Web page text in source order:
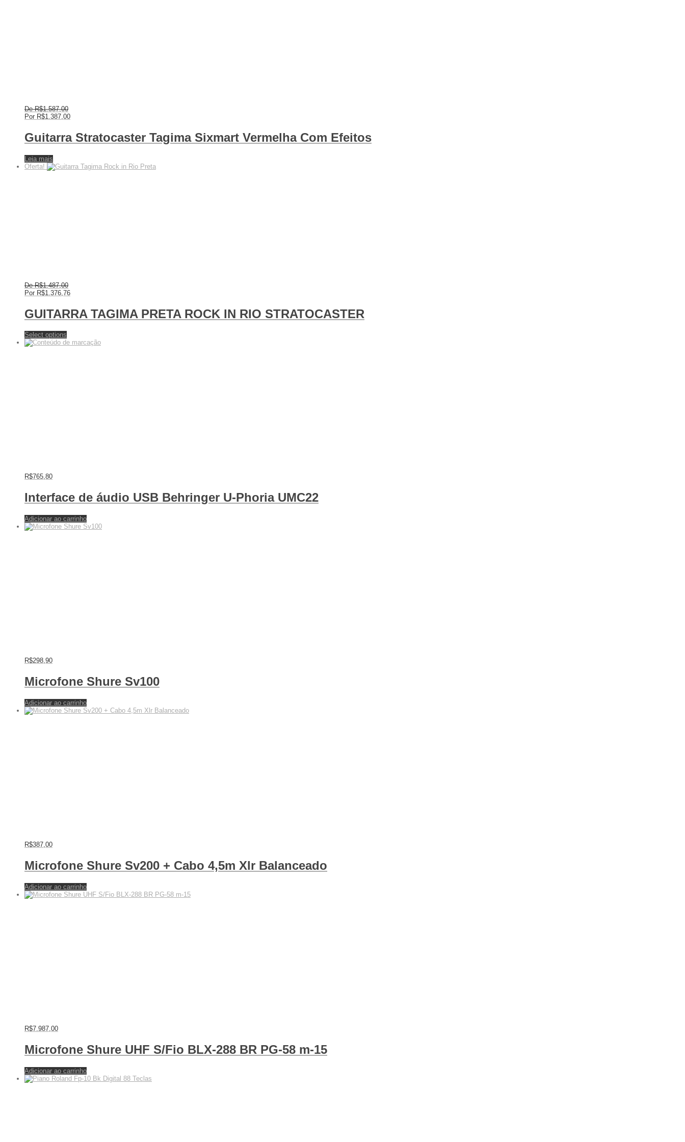
DeR$1.587,00
Por R$1.387,00
Guitarra Stratocaster Tagima Sixmart Vermelha Com Efeitos
Leia mais
Oferta!
DeR$1.487,00
Por R$1.376,76
GUITARRA TAGIMA PRETA ROCK IN RIO STRATOCASTER
Select options
R$765,80
Interface de áudio USB Behringer U-Phoria UMC22
Adicionar ao carrinho
R$298,90
Microfone Shure Sv100
Adicionar ao carrinho
R$387,00
Microfone Shure Sv200 + Cabo 4,5m Xlr Balanceado
Adicionar ao carrinho
R$7.987,00
Microfone Shure UHF S/Fio BLX-288 BR PG-58 m-15
Adicionar ao carrinho